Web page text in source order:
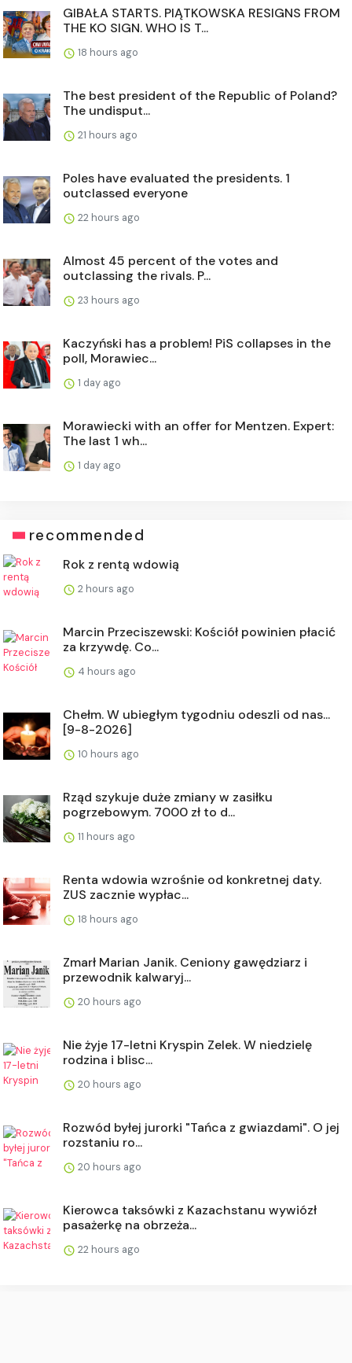
GIBAŁA STARTS. PIĄTKOWSKA RESIGNS FROM
THE KO SIGN. WHO IS T...
18 hours ago
The best president of the Republic of Poland?
The undisput...
21 hours ago
Poles have evaluated the presidents. 1
outclassed everyone
22 hours ago
Almost 45 percent of the votes and
outclassing the rivals. P...
23 hours ago
Kaczyński has a problem! PiS collapses in the
poll, Morawiec...
1 day ago
Morawiecki with an offer for Mentzen. Expert:
The last 1 wh...
1 day ago
recommended
Rok z rentą wdowią
2 hours ago
Marcin Przeciszewski: Kościół powinien płacić
za krzywdę. Co...
4 hours ago
Chełm. W ubiegłym tygodniu odeszli od nas...
[9-8-2026]
10 hours ago
Rząd szykuje duże zmiany w zasiłku
pogrzebowym. 7000 zł to d...
11 hours ago
Renta wdowia wzrośnie od konkretnej daty.
ZUS zacznie wypłac...
18 hours ago
Zmarł Marian Janik. Ceniony gawędziarz i
przewodnik kalwaryj...
20 hours ago
Nie żyje 17-letni Kryspin Zelek. W niedzielę
rodzina i blisc...
20 hours ago
Rozwód byłej jurorki "Tańca z gwiazdami". O jej
rozstaniu ro...
20 hours ago
Kierowca taksówki z Kazachstanu wywiózł
pasażerkę na obrzeża...
22 hours ago